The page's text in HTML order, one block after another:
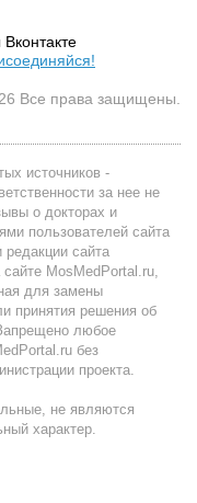
Все права защищены.
источников -
за нее не
о докторах и
пользователей сайта
сайта
MosMedPortal.ru,
для замены
принятия решения об
любое
без
проекта.
не являются
характер.